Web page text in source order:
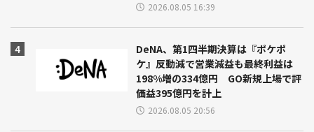
2026.08.05 16:39
DeNA、第1四半期決算は『ポケポ
ケ』反動減で営業減益も最終利益は
198%増の334億円 GO新規上場で評
価益395億円を計上
2026.08.05 20:56